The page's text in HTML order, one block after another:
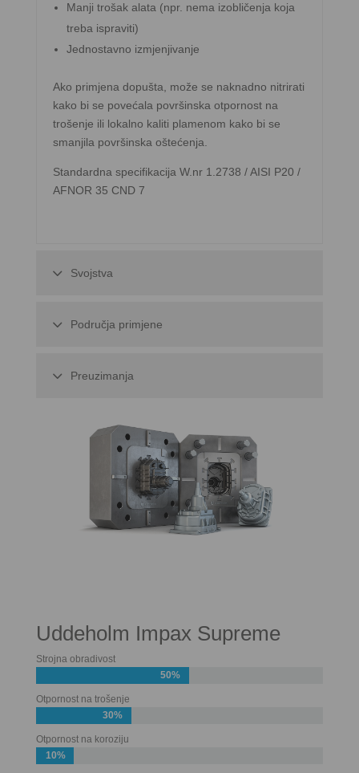
Manji trošak alata (npr. nema izobličenja koja
treba ispraviti)
Jednostavno izmjenjivanje
Ako primjena dopušta, može se naknadno nitrirati
kako bi se povećala površinska otpornost na
trošenje ili lokalno kaliti plamenom kako bi se
smanjila površinska oštećenja.
Standardna specifikacija W.nr 1.2738 / AISI P20 /
AFNOR 35 CND 7
Svojstva
Područja primjene
Preuzimanja
Uddeholm Impax Supreme
Strojna obradivost
50%
Otpornost na trošenje
30%
Otpornost na koroziju
10%